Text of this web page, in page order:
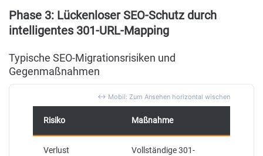
Phase 3: Lückenloser SEO-Schutz durch
intelligentes 301-URL-Mapping
Typische SEO-Migrationsrisiken und
Gegenmaßnahmen
Risiko Maßnahme
Verlust
Vollständige 301-